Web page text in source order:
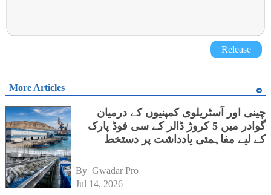
Release
More Articles
چینی اور آسٹریلوی کمپنیوں کے درمیان
گوادر میں 5 کروڑ ڈالر کے سی فوڈ پارک
کے لیے مفاہمتی یادداشت پر دستخط
By Gwadar Pro
Jul 14, 2026